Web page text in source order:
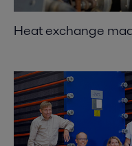
Heat exchange